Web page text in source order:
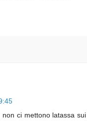
ci mettono latassa sui